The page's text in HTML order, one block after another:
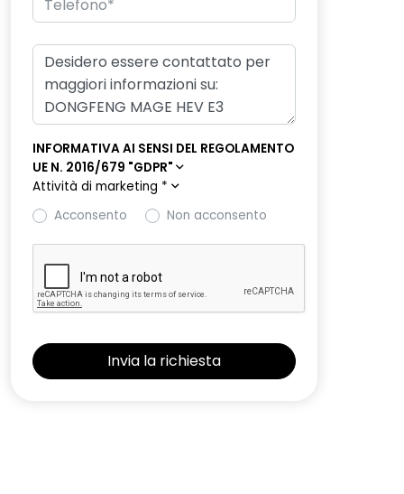
INFORMATIVA AI SENSI DEL REGOLAMENTO
UE N. 2016/679 "GDPR"
Attività di marketing *
Acconsento
Non acconsento